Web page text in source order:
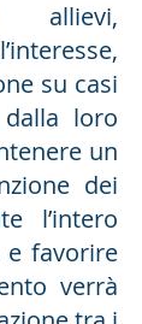
allievi,
su casi
loro
un
dei
l’intero
favorire
verrà